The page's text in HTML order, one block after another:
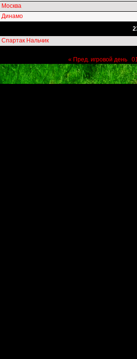
Москва
Динамо
Спартак Нальчик
« Пред. игровой день